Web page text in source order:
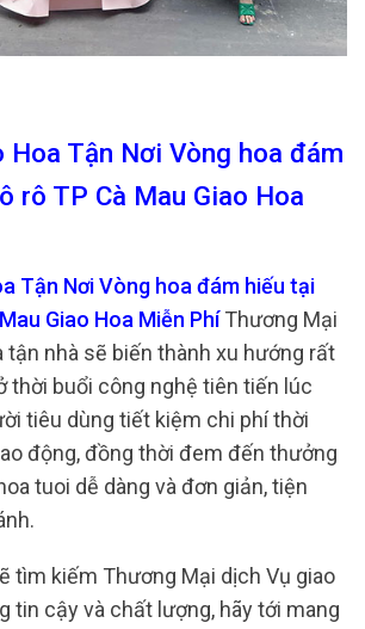
Hoa Tận Nơi Vòng hoa đám
rô TP Cà Mau Giao Hoa
Tận Nơi Vòng hoa đám hiếu tại
Giao Hoa Miễn PhíThương Mại
tận nhà sẽ biến thành xu hướng rất
thời buổi công nghệ tiên tiến lúc
tiêu dùng tiết kiệm chi phí thời
động, đồng thời đem đến thưởng
tuoi dễ dàng và đơn giản, tiện
tìm kiếm Thương Mại dịch Vụ giao
tin cậy và chất lượng, hãy tới mang